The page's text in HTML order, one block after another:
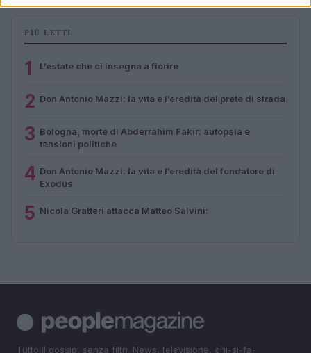
PIÙ LETTI
1 L’estate che ci insegna a fiorire
2 Don Antonio Mazzi: la vita e l’eredità del prete di strada
3 Bologna, morte di Abderrahim Fakir: autopsia e
tensioni politiche
4 Don Antonio Mazzi: la vita e l’eredità del fondatore di
Exodus
5 Nicola Gratteri attacca Matteo Salvini:
Tutto il gossip, senza filtri. News, televisione, chi-si-fa-